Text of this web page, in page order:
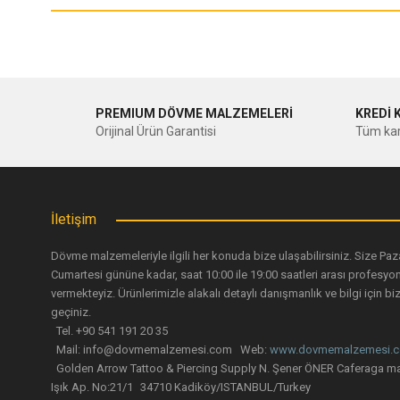
Ürün fiyatı diğer sitelerden daha pahalı.
Tattica Spider Kol Dayama Sehpası
5.871,00 TL
PREMIUM DÖVME MALZEMELERİ
Orijinal Ürün Garantisi
KREDİ
Tüm
İletişim
Dövme malzemeleriyle ilgili her konuda bize ulaşabilirsiniz. Size
Cumartesi gününe kadar, saat 10:00 ile 19:00 saatleri arası
vermekteyiz. Ürünlerimizle alakalı detaylı danışmanlık ve bilgi için
geçiniz.
Tel. +90 541 191 20 35
Mail: info@dovmemalzemesi.com Web:
Golden Arrow Tattoo & Piercing Supply N. Şener ÖNER Caferaga
Işık Ap. No:21/1 34710 Kadiköy/ISTANBUL/Turkey